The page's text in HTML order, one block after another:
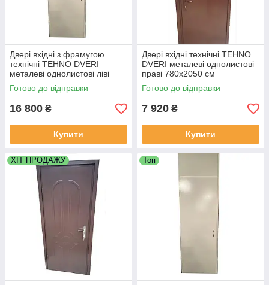
Двері вхідні з фрамугою
технічні TEHNO DVERI
металеві однолистові ліві
650х2300 мм Білий
Готово до відправки
16 800 ₴
Купити
Двері вхідні технічні TEHNO
DVERI металеві однолистові
праві 780х2050 см
Коричневий
Готово до відправки
7 920 ₴
Купити
ХІТ ПРОДАЖУ Топ